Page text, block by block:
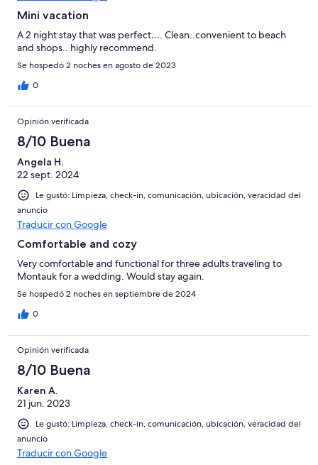
Mini vacation
A 2 night stay that was perfect…. Clean..convenient to beach
and shops.. highly recommend.
Se hospedó 2 noches en agosto de 2023
0
Opinión verificada
8/10 Buena
Angela H.
22 sept. 2024
Le gustó: Limpieza, check-in, comunicación, ubicación, veracidad del
anuncio
Traducir con Google
Comfortable and cozy
Very comfortable and functional for three adults traveling to
Montauk for a wedding. Would stay again.
Se hospedó 2 noches en septiembre de 2024
0
Opinión verificada
8/10 Buena
Karen A.
21 jun. 2023
Le gustó: Limpieza, check-in, comunicación, ubicación, veracidad del
anuncio
Traducir con Google